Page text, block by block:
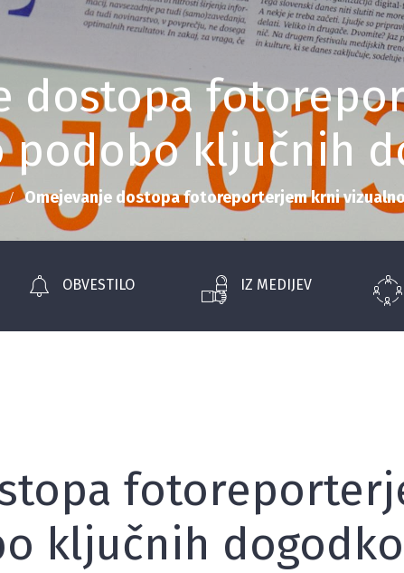
dostopa
podobo ključnih
Omejevanje dostopa fotoreporterjem krni
OBVESTILO IZ MEDIJEV
ključnih